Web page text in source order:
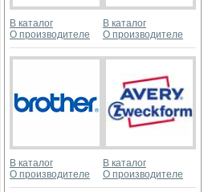
В каталог
О производителе
В каталог
О производителе
В каталог
О производителе
В каталог
О производителе